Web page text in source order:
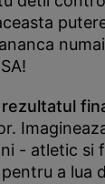
- atletic si
a lua